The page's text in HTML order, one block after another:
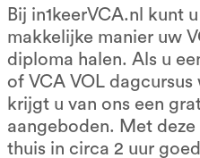
Bij in1keerVCA.nl kunt
makkelijke manier uw
diploma halen. Als u
of VCA VOL
krijgt u van ons een
aangeboden. Met
thuis in circa 2 uur